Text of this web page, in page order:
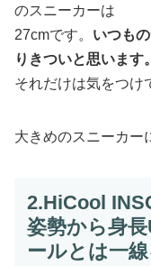
のスニーカーは
27cmです。 いつも
りきついと思います。
それだけは気をつけ
大きめのスニーカー
2.HiCool
姿勢から身
ールとは一